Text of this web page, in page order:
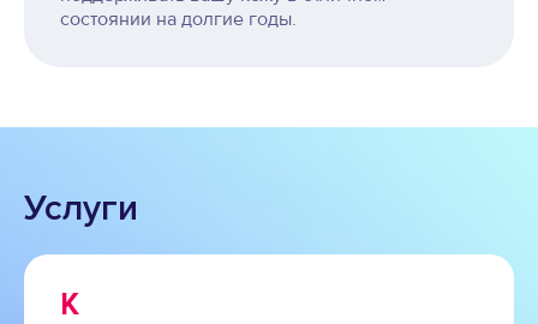
состоянии на долгие годы.
Услуги
К